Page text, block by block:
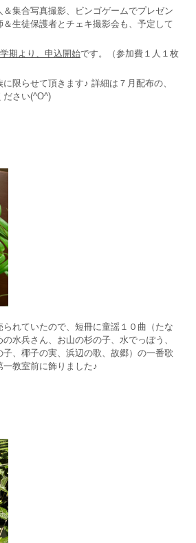
集合写真撮影、ビンゴゲームでプレゼン
＆生徒保護者とチェキ撮影会も、予定して
期より、申込開始です。（参加費１人１枚
限らせて頂きます♪ 詳細は７月配布の、
ださい(^O^)
れていたので、短冊に童謡１０曲（たな
水兵さん、お山の杉の子、水でっぽう、
、椰子の実、浜辺の歌、故郷）の一番歌
一教室前に飾りました♪